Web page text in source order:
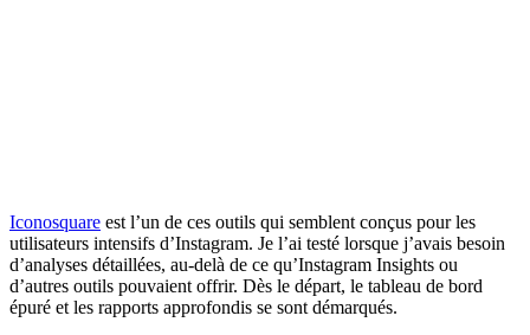
Iconosquare est l’un de ces outils qui semblent conçus pour les
utilisateurs intensifs d’Instagram. Je l’ai testé lorsque j’avais besoin
d’analyses détaillées, au-delà de ce qu’Instagram Insights ou
d’autres outils pouvaient offrir. Dès le départ, le tableau de bord
épuré et les rapports approfondis se sont démarqués.